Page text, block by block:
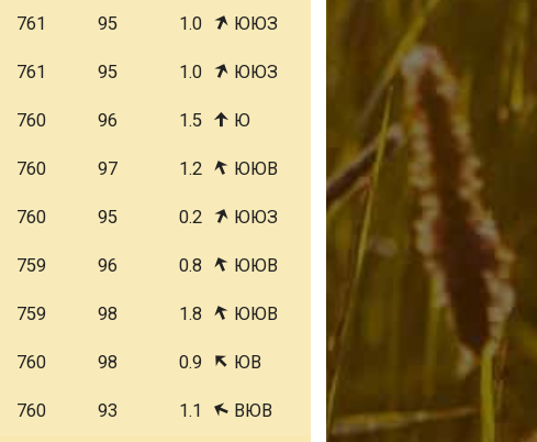
761 95 1.0 ЮЮЗ
761 95 1.0 ЮЮЗ
760 96 1.5 Ю
760 97 1.2 ЮЮВ
760 95 0.2 ЮЮЗ
759 96 0.8 ЮЮВ
759 98 1.8 ЮЮВ
760 98 0.9 ЮВ
760 93 1.1 ВЮВ